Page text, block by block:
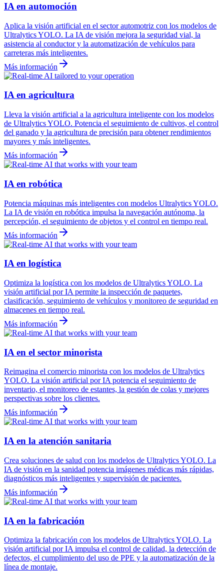
IA en automoción
Aplica la visión artificial en el sector automotriz con los modelos de
Ultralytics YOLO. La IA de visión mejora la seguridad vial, la
asistencia al conductor y la automatización de vehículos para
carreteras más inteligentes.
Más información
IA en agricultura
Lleva la visión artificial a la agricultura inteligente con los modelos
de Ultralytics YOLO. Potencia el seguimiento de cultivos, el control
del ganado y la agricultura de precisión para obtener rendimientos
mayores y más inteligentes.
Más información
IA en robótica
Potencia máquinas más inteligentes con modelos Ultralytics YOLO.
La IA de visión en robótica impulsa la navegación autónoma, la
percepción, el seguimiento de objetos y el control en tiempo real.
Más información
IA en logística
Optimiza la logística con los modelos de Ultralytics YOLO. La
visión artificial por IA permite la inspección de paquetes,
clasificación, seguimiento de vehículos y monitoreo de seguridad en
almacenes en tiempo real.
Más información
IA en el sector minorista
Reimagina el comercio minorista con los modelos de Ultralytics
YOLO. La visión artificial por IA potencia el seguimiento de
inventario, el monitoreo de estantes, la gestión de colas y mejores
perspectivas sobre los clientes.
Más información
IA en la atención sanitaria
Crea soluciones de salud con los modelos de Ultralytics YOLO. La
IA de visión en la sanidad potencia imágenes médicas más rápidas,
diagnósticos más inteligentes y supervisión de pacientes.
Más información
IA en la fabricación
Optimiza la fabricación con los modelos de Ultralytics YOLO. La
visión artificial por IA impulsa el control de calidad, la detección de
defectos, el cumplimiento del uso de PPE y la automatización de la
línea de montaje.